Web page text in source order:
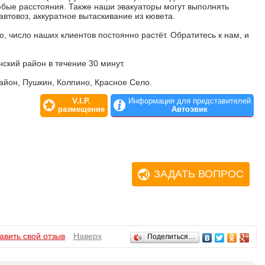
расстояния. Также наши эвакуаторы могут выполнять
аккуратное вытаскивание из кювета.
число наших клиентов постоянно растёт. Обратитесь к нам, и
район в течение 30 минут.
Пушкин, Колпино, Красное Село.
V.I.P.
размещение
Информация для представителей
Автоэвик
ЗАДАТЬ ВОПРОС
свой отзыв Наверх Поделиться…